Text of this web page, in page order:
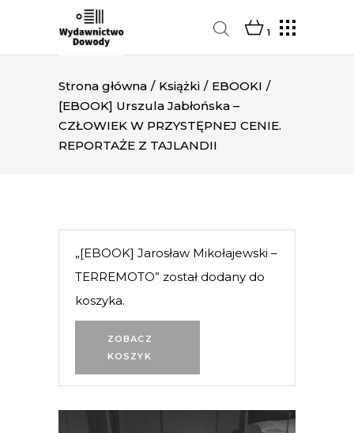
1
Strona główna / Książki / EBOOKI /
[EBOOK] Urszula Jabłońska –
CZŁOWIEK W PRZYSTĘPNEJ CENIE.
REPORTAŻE Z TAJLANDII
ZOBACZ
KOSZYK
„[EBOOK] Jarosław Mikołajewski –
TERREMOTO” został dodany do
koszyka.